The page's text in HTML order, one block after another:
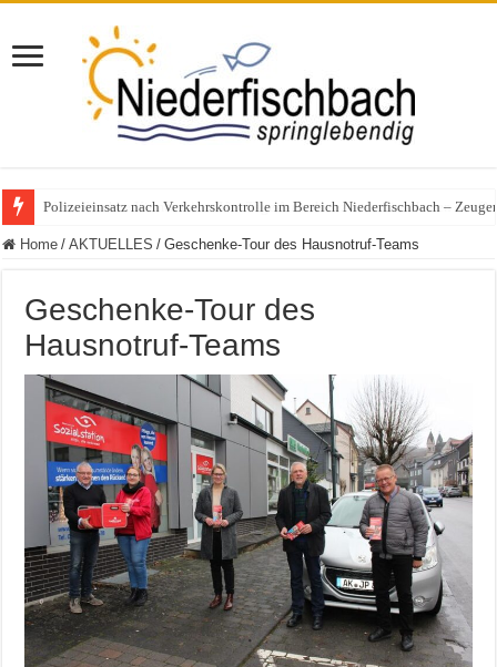
Polizeieinsatz nach Verkehrskontrolle im Bereich Niederfischbach –
Home / AKTUELLES / Geschenke-Tour des Hausnotruf-Teams
Geschenke-Tour des
Hausnotruf-Teams